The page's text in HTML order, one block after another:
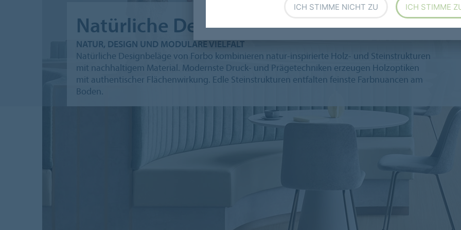
Natürliche Designbeläge
NATUR, DESIGN UND MODULARE VIELFALT
Natürliche Designbeläge von Forbo kombinieren natur-inspirierte Holz- und Steinstrukturen
mit nachhaltigem Material. Modernste Druck- und Prägetechniken erzeugen Holzoptiken
mit authentischer Flächenwirkung. Edle Steinstrukturen entfalten feinste Farbnuancen am
Boden.
ICH STIMME NICHT ZU ICH STIMME